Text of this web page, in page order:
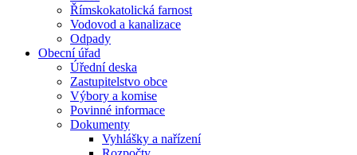
Římskokatolická farnost
Vodovod a kanalizace
Odpady
Obecní úřad
Úřední deska
Zastupitelstvo obce
Výbory a komise
Povinné informace
Dokumenty
Vyhlášky a nařízení